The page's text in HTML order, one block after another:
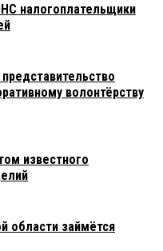
налогоплательщики
волонтёрству
известного
области займётся